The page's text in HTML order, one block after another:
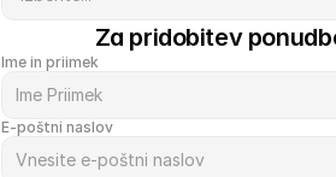
Za pridobitev
Ime in priimek
E-poštni naslov